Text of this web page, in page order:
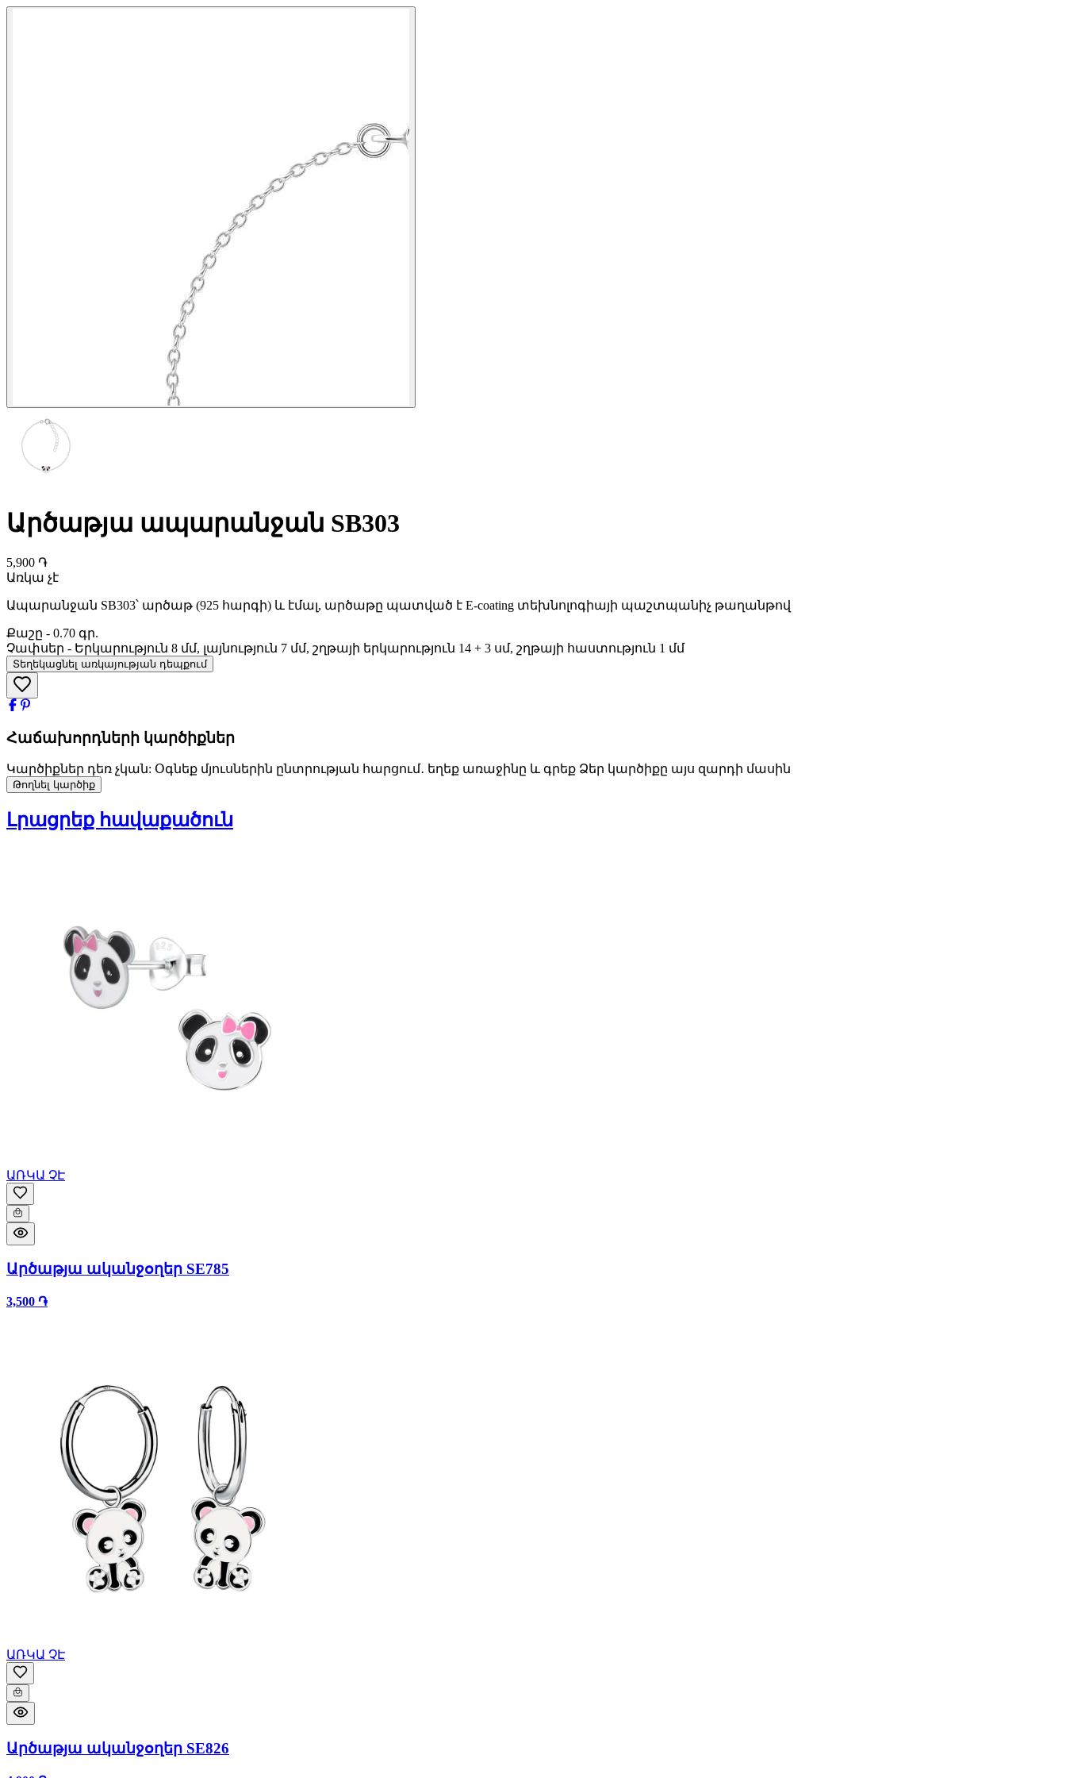
Արծաթյա ապարանջան SB303
5,900 ֏
Առկա չէ
Ապարանջան SB303՝ արծաթ (925 հարգի) և էմալ, արծաթը պատված է E-coating տեխնոլոգիայի պաշտպանիչ թաղանթով
Քաշը - 0.70 գր.
Չափսեր - Երկարություն 8 մմ, լայնություն 7 մմ, շղթայի երկարություն 14 + 3 սմ, շղթայի հաստություն 1 մմ
Տեղեկացնել առկայության դեպքում
Հաճախորդների կարծիքներ
Կարծիքներ դեռ չկան: Օգնեք մյուսներին ընտրության հարցում․ եղեք առաջինը և գրեք Ձեր կարծիքը այս զարդի մասին
Թողնել կարծիք
Լրացրեք հավաքածուն
ԱՌԿԱ ՉԷ
Արծաթյա ականջօղեր SE785
3,500 ֏
ԱՌԿԱ ՉԷ
Արծաթյա ականջօղեր SE826